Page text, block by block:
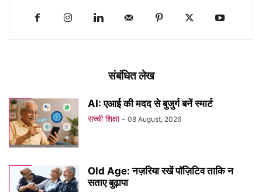
संबंधित लेख
AI: एआई की मदद से बुजुर्ग बनें स्मार्ट
सच्ची शिक्षा - 08 August, 2026
Old Age: नज़रिया रखें पॉज़िटिव ताकि न
सताए बुढ़ापा